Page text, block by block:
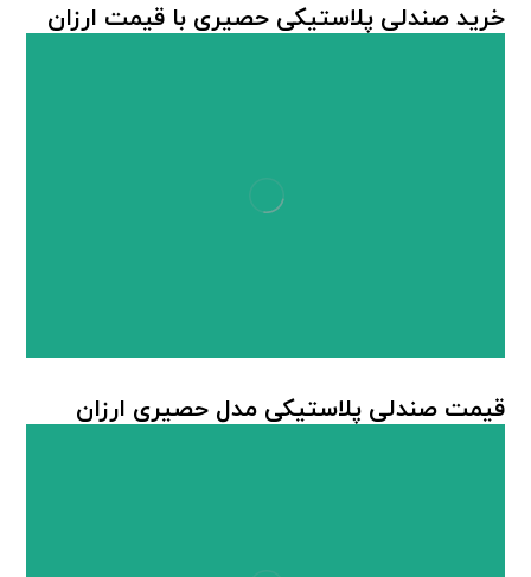
خرید صندلی پلاستیکی حصیری با قیمت ارزان
قیمت صندلی پلاستیکی مدل حصیری ارزان